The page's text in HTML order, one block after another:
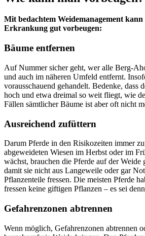
Mit bedachtem Weidemanagement
Erkrankung gut vorbeugen:
Bäume entfernen
Auf Nummer sicher geht, wer alle Berg-
und auch im näheren Umfeld entfernt.
vorausschauend gehandelt. Bedenke, dass
hoch und etwa dreimal so weit fliegt, wie
Fällen sämtlicher Bäume ist aber oft nicht
Ausreichend zufüttern
Darum Pferde in den Risikozeiten immer
abgeweideten Wiesen im Herbst oder im
wächst, brauchen die Pferde auf der Weide
damit sie nicht aus Langeweile oder gar
Pflanzenteile fressen. Die meisten Pferde
fressen keine giftigen Pflanzen – es sei
Gefahrenzonen abtrennen
Wenn möglich, Gefahrenzonen abtrennen